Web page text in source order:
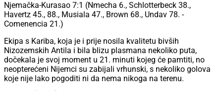
Njemačka-Kurasao 7:1 (Nmecha 6., Schlotterbeck 38.,
Havertz 45., 88., Musiala 47., Brown 68., Undav 78. -
Comenencia 21.)
Ekipa s Kariba, koja je i prije nosila kvalitetu bivših
Nizozemskih Antila i bila blizu plasmana nekoliko puta,
dočekala je svoj moment u 21. minuti kojeg će pamtiti, no
neopterećeni Nijemci su zabijali vrhunski, s nekoliko golova
koje nije lako pogoditi ni da nema nikoga na terenu.